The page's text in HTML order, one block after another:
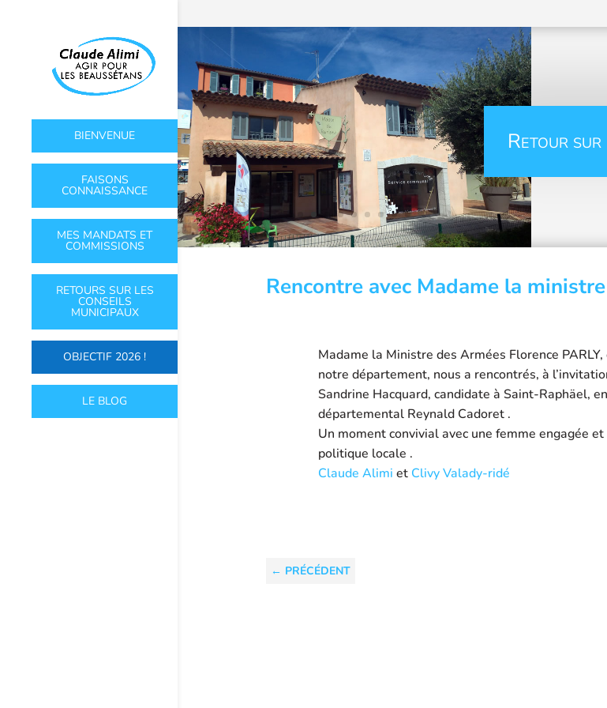
BIENVENUE
FAISONS
CONNAISSANCE
MES MANDATS ET
COMMISSIONS
RETOURS SUR LES
CONSEILS
MUNICIPAUX
OBJECTIF 2026 !
LE BLOG
Retour sur
Rencontre avec Madame la
Madame la Ministre des Armées Florence
notre département, nous a rencontrés, à
Sandrine Hacquard, candidate à Saint-Raphäel,
départemental Reynald Cadoret .
Un moment convivial avec une femme engagée
politique locale .
Claude Alimi et Clivy Valady-ridé
← PRÉCÉDENT